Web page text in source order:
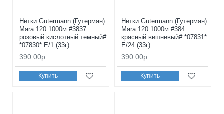
Нитки Gutermann (Гутерман)
Mara 120 1000м #3837
розовый кислотный темный#
*07830* E/1 (33г)
390.00р.
Купить
Нитки Gutermann (Гутерман)
Mara 120 1000м #384
красный вишневый# *07831*
E/24 (33г)
390.00р.
Купить